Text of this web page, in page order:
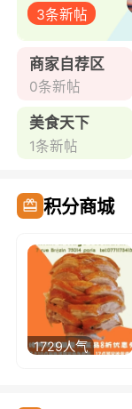
3条新帖
商家自荐区
0条新帖
美食天下
1条新帖
积分商城
1729人气